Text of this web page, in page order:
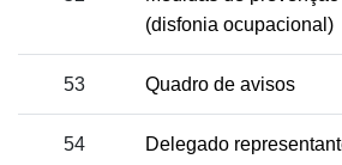
(disfonia ocupacional)
53 Quadro de avisos
54 Delegado